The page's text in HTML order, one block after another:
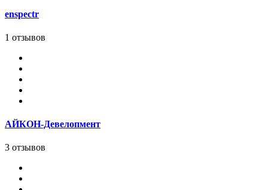
enspectr
1 отзывов
АЙКОН-Девелопмент
3 отзывов